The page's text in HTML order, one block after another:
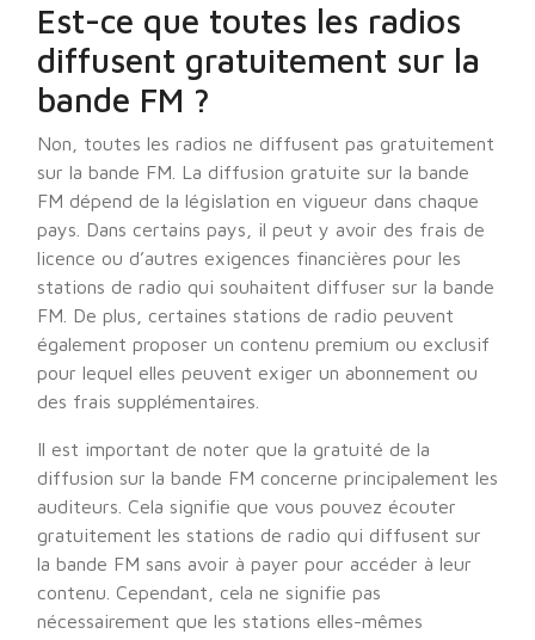
Est-ce que toutes les radios
diffusent gratuitement sur la
bande FM ?
Non, toutes les radios ne diffusent pas gratuitement
sur la bande FM. La diffusion gratuite sur la bande
FM dépend de la législation en vigueur dans chaque
pays. Dans certains pays, il peut y avoir des frais de
licence ou d’autres exigences financières pour les
stations de radio qui souhaitent diffuser sur la bande
FM. De plus, certaines stations de radio peuvent
également proposer un contenu premium ou exclusif
pour lequel elles peuvent exiger un abonnement ou
des frais supplémentaires.
Il est important de noter que la gratuité de la
diffusion sur la bande FM concerne principalement les
auditeurs. Cela signifie que vous pouvez écouter
gratuitement les stations de radio qui diffusent sur
la bande FM sans avoir à payer pour accéder à leur
contenu. Cependant, cela ne signifie pas
nécessairement que les stations elles-mêmes